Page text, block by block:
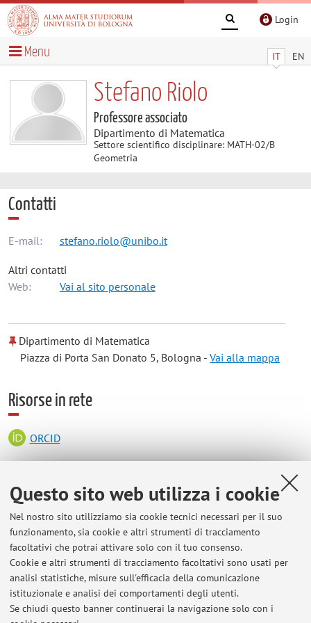
Questo sito web utilizza i cookie
Nel nostro sito utilizziamo sia cookie tecnici necessari per il suo
funzionamento, sia cookie e altri strumenti di tracciamento
facoltativi che potrai attivare solo con il tuo consenso.
Cookie e altri strumenti di tracciamento facoltativi sono usati per
analisi statistiche, misure sull'efficacia della comunicazione
istituzionale e analisi dei comportamenti degli utenti.
Se chiudi questo banner continuerai la navigazione solo con i
Login
IT EN
Menu
Stefano Riolo
Professore associato
Dipartimento di Matematica
Settore scientifico disciplinare: MATH-02/B
Geometria
Contatti
E-mail: stefano.riolo@unibo.it
Altri contatti
Web:
Vai al sito personale
Dipartimento di Matematica
Piazza di Porta San Donato 5, Bologna -Vai alla mappa
Risorse in rete
ORCID
Orario di ricevimento
Su appuntamento concordato per email.
Ultimi avvisi